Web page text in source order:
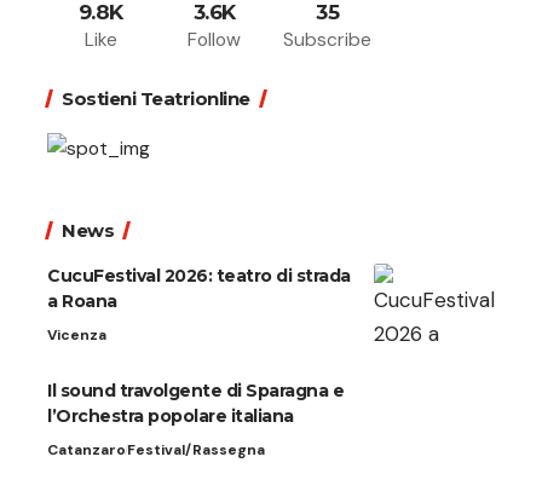
9.8K
Like
3.6K
Follow
35
Subscribe
Sostieni Teatrionline
News
CucuFestival 2026: teatro di strada
a Roana
Vicenza
Il sound travolgente di Sparagna e
l’Orchestra popolare italiana
CatanzaroFestival/Rassegna